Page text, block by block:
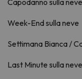
Capodanno sulla neve
Week-End sulla neve
Settimana Bianca /
Last Minute sulla neve